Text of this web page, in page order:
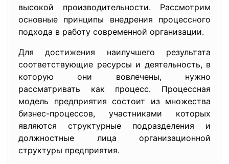
высокой производительности. Рассмотрим
основные принципы внедрения процессного
подхода в работу современной организации.
Для достижения наилучшего результата
соответствующие ресурсы и деятельность, в
которую они вовлечены, нужно
рассматривать как процесс. Процессная
модель предприятия состоит из множества
бизнес-процессов, участниками которых
являются структурные подразделения и
должностные лица организационной
структуры предприятия.